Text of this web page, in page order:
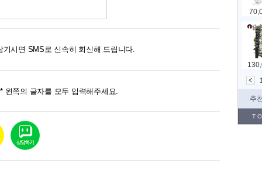
시면 SMS로 신속히 회신해 드립니다.
왼쪽의 글자를 모두 입력해주세요.